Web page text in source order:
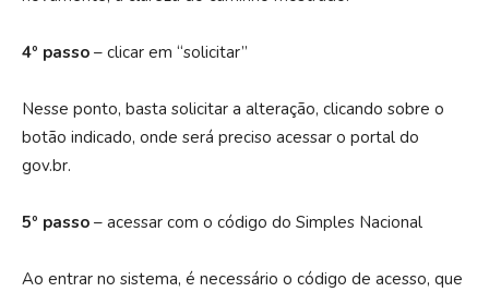
4º passo – clicar em “solicitar”
Nesse ponto, basta solicitar a alteração, clicando sobre o
botão indicado, onde será preciso acessar o portal do
gov.br.
5º passo – acessar com o código do Simples Nacional
Ao entrar no sistema, é necessário o código de acesso, que